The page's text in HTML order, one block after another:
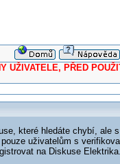
PŘED
které hledáte chybí, ale
uživatelům s
na Diskuse